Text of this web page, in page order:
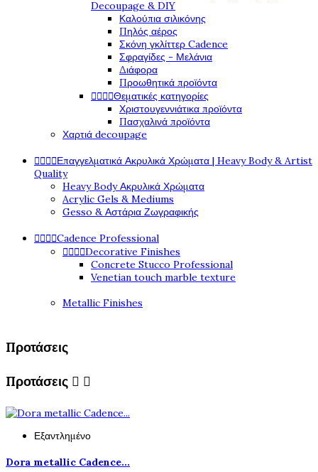
Decoupage & DIY
Καλούπια σιλικόνης
Πηλός αέρος
Σκόνη γκλίττερ Cadence
Σφραγίδες - Μελάνια
Διάφορα
Προωθητικά προϊόντα
Θεματικές κατηγορίες
Χριστουγεννιάτικα προϊόντα
Πασχαλινά προϊόντα
Χαρτιά decoupage
Επαγγελματικά Ακρυλικά Χρώματα | Heavy Body & Artist
Quality
Heavy Body Ακρυλικά Χρώματα
Acrylic Gels & Mediums
Gesso & Αστάρια Ζωγραφικής
Cadence Professional
Decorative Finishes
Concrete Stucco Professional
Venetian touch marble texture
Metallic Finishes
Προτάσεις
Προτάσεις  
Εξαντλημένο
Dora metallic Cadence...